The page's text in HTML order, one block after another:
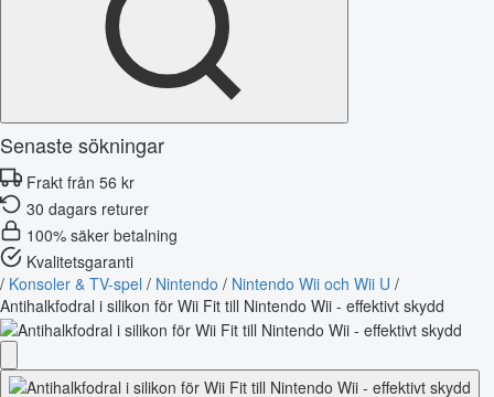
Senaste sökningar
Frakt från 56 kr
30 dagars returer
100% säker betalning
Kvalitetsgaranti
/ Konsoler & TV-spel / Nintendo / Nintendo Wii och Wii U /
Antihalkfodral i silikon för Wii Fit till Nintendo Wii - effektivt skydd